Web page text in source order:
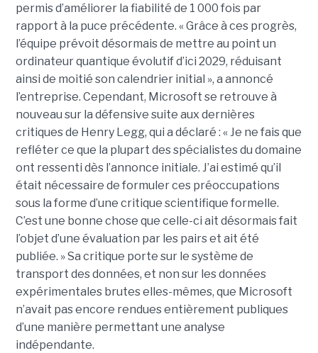
permis d’améliorer la fiabilité de 1 000 fois par
rapport à la puce précédente. « Grâce à ces progrès,
l’équipe prévoit désormais de mettre au point un
ordinateur quantique évolutif d’ici 2029, réduisant
ainsi de moitié son calendrier initial », a annoncé
l’entreprise. Cependant, Microsoft se retrouve à
nouveau sur la défensive suite aux dernières
critiques de Henry Legg, qui a déclaré : « Je ne fais que
refléter ce que la plupart des spécialistes du domaine
ont ressenti dès l’annonce initiale. J’ai estimé qu’il
était nécessaire de formuler ces préoccupations
sous la forme d’une critique scientifique formelle.
C’est une bonne chose que celle-ci ait désormais fait
l’objet d’une évaluation par les pairs et ait été
publiée. »Sa critique porte sur le système de
transport des données, et non sur les données
expérimentales brutes elles-mêmes, que Microsoft
n’avait pas encore rendues entièrement publiques
d’une manière permettant une analyse
indépendante.